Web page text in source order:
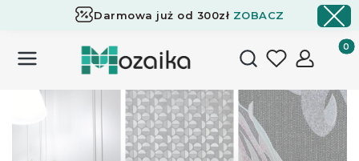
Darmowa już od 300zł ZOBACZ
Dostawa już od 300zł
Otwórz